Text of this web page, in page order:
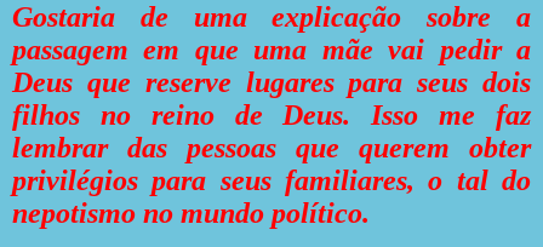
Gostaria de uma explicação sobre a
passagem em que uma mãe vai pedir a
Deus que reserve lugares para seus dois
filhos no reino de Deus. Isso me faz
lembrar das pessoas que querem obter
privilégios para seus familiares, o tal do
nepotismo no mundo político.